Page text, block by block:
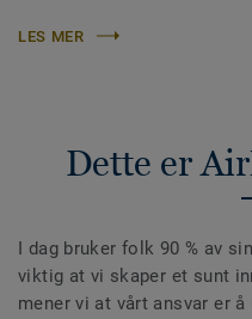
LES MER
Dette er
I dag bruker folk 90 % av
viktig at vi skaper et sunt
mener vi at vårt ansvar er